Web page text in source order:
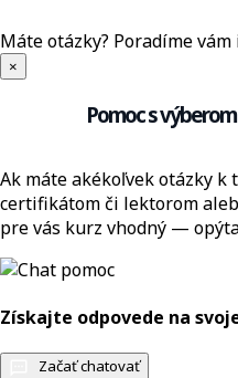
Máte otázky? Poradíme
×
Pomoc s
Ak máte akékoľvek otázky
certifikátom či lektorom
pre vás kurz vhodný —
Získajte odpovede na
Začať chatovať